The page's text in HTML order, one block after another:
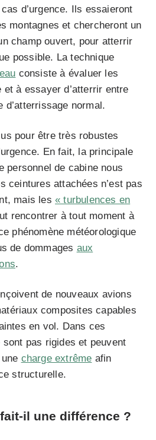
d’urgence. Ils essaieront
montagnes et chercheront un
champ ouvert, pour atterrir
possible. La technique
consiste à évaluer les
à essayer d’atterrir entre
d’atterrissage normal.
pour être très robustes
En fait, la principale
personnel de cabine nous
ceintures attachées n’est pas
mais les« turbulences en
rencontrer à tout moment à
phénomène météorologique
de dommages aux
.
de nouveaux avions
composites capables
en vol. Dans ces
pas rigides et peuvent
charge extrême afin
structurelle.
il une différence ?